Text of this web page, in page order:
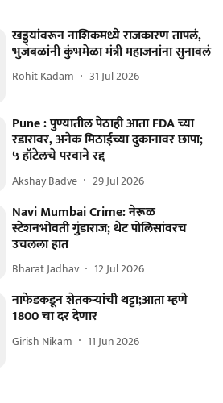
खड्ड्यांवरून नाशिकमध्ये राजकारण तापलं,
भुजबळांनी कुंभमेळा मंत्री महाजनांना सुनावलं
Rohit Kadam 31 Jul 2026
Pune : पुण्यातील पेठाही आता FDA च्या
रडारावर, अनेक मिठाईच्या दुकानावर छापा;
५ हॉटेलचे परवाने रद्द
Akshay Badve 29 Jul 2026
Navi Mumbai Crime: नेरूळ
स्टेशनभोवती गुंडाराज; थेट पोलिसांवरच
उचलला हात
Bharat Jadhav 12 Jul 2026
नाफेडकडून शेतकऱ्यांची थट्टा;आता म्हणे
1800 चा दर देणार
Girish Nikam 11 Jun 2026